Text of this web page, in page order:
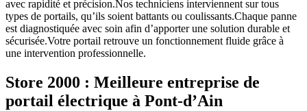
avec rapidité et précision.Nos techniciens interviennent sur tous
types de portails, qu’ils soient battants ou coulissants.Chaque panne
est diagnostiquée avec soin afin d’apporter une solution durable et
sécurisée.Votre portail retrouve un fonctionnement fluide grâce à
une intervention professionnelle.
Store 2000 : Meilleure entreprise de
portail électrique à Pont-d’Ain